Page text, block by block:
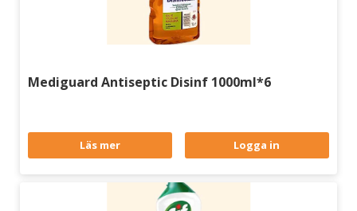
Mediguard Antiseptic Disinf 1000ml*6
Läs mer Logga in